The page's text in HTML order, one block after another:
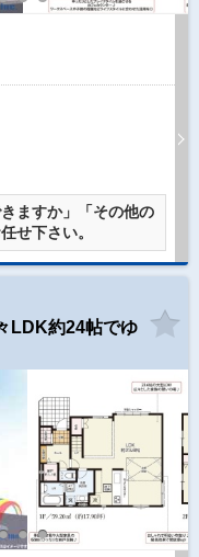
ますか」「その他の
せ下さい。
LDK約24帖でゆ